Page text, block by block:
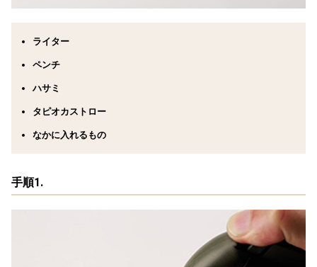
ライター
ペンチ
ハサミ
タピオカストロー
なかに入れるもの
手順1.